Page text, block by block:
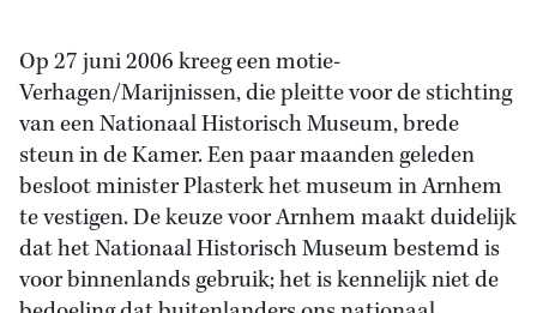
Op 27 juni 2006 kreeg een motie-
Verhagen/Marijnissen, die pleitte voor de stichting
van een Nationaal Historisch Museum, brede
steun in de Kamer. Een paar maanden geleden
besloot minister Plasterk het museum in Arnhem
te vestigen. De keuze voor Arnhem maakt duidelijk
dat het Nationaal Historisch Museum bestemd is
voor binnenlands gebruik; het is kennelijk niet de